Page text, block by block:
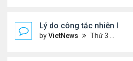
Lý do công tắc nhiên liệu
byVietNews Thứ 3 Tháng 7 15, 2025 5:56 pm